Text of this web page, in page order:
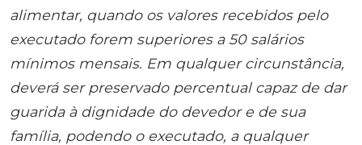
alimentar, quando os valores recebidos pelo
executado forem superiores a 50 salários
mínimos mensais. Em qualquer circunstância,
deverá ser preservado percentual capaz de dar
guarida à dignidade do devedor e de sua
família, podendo o executado, a qualquer